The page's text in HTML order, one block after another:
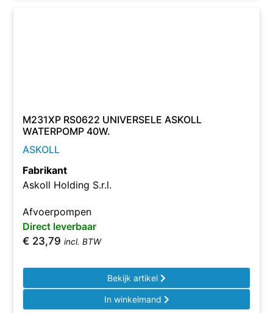
M231XP RS0622 UNIVERSELE ASKOLL
WATERPOMP 40W.
ASKOLL
Fabrikant
Askoll Holding S.r.l.
Afvoerpompen
Direct leverbaar
€ 23,79 incl. BTW
Bekijk artikel
In winkelmand